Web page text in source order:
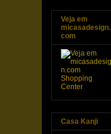
Veja em
micasadesign.
com
Shopping
Center
Casa Kanji